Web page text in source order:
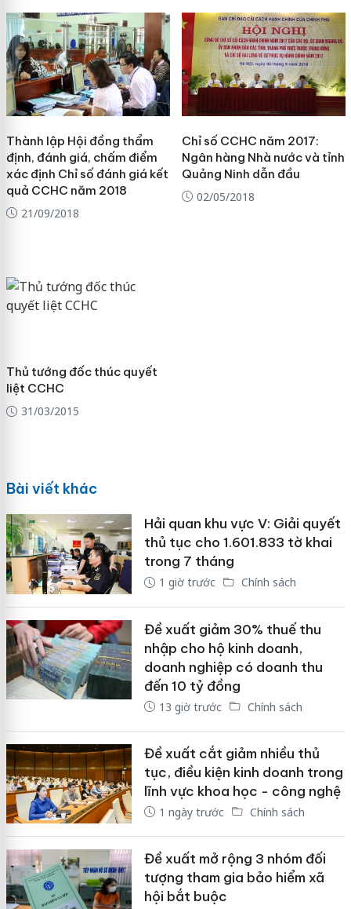
Thành lập Hội đồng thẩm
định, đánh giá, chấm điểm
xác định Chỉ số đánh giá kết
quả CCHC năm 2018
21/09/2018
Chỉ số CCHC năm 2017:
Ngân hàng Nhà nước và tỉnh
Quảng Ninh dẫn đầu
02/05/2018
Thủ tướng đốc thúc quyết
liệt CCHC
31/03/2015
Bài viết khác
Hải quan khu vực V: Giải quyết
thủ tục cho 1.601.833 tờ khai
trong 7 tháng
1 giờ trước Chính sách
Đề xuất giảm 30% thuế thu
nhập cho hộ kinh doanh,
doanh nghiệp có doanh thu
đến 10 tỷ đồng
13 giờ trước Chính sách
Đề xuất cắt giảm nhiều thủ
tục, điều kiện kinh doanh trong
lĩnh vực khoa học - công nghệ
1 ngày trước Chính sách
Đề xuất mở rộng 3 nhóm đối
tượng tham gia bảo hiểm xã
hội bắt buộc